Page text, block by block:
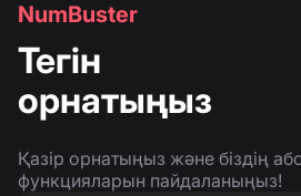
NumBuster
Тегін
орнатыңыз
Қазір орнатыңыз және біздің
функцияларын пайдаланыңыз!